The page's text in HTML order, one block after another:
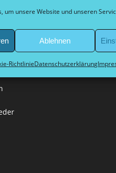
um unsere Website und unseren
Ablehnen
RichtlinieDatenschutzerklärung